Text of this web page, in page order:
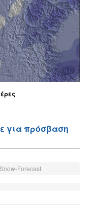
για πρόσβαση
Forecast